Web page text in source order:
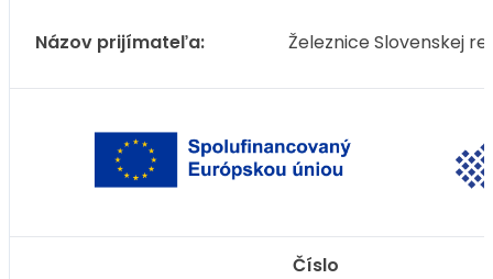
Názov prijímateľa: Železnice Slovenskej
Číslo